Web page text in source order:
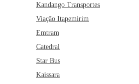
Kandango Transportes
Viação Itapemirim
Emtram
Catedral
Star Bus
Kaissara